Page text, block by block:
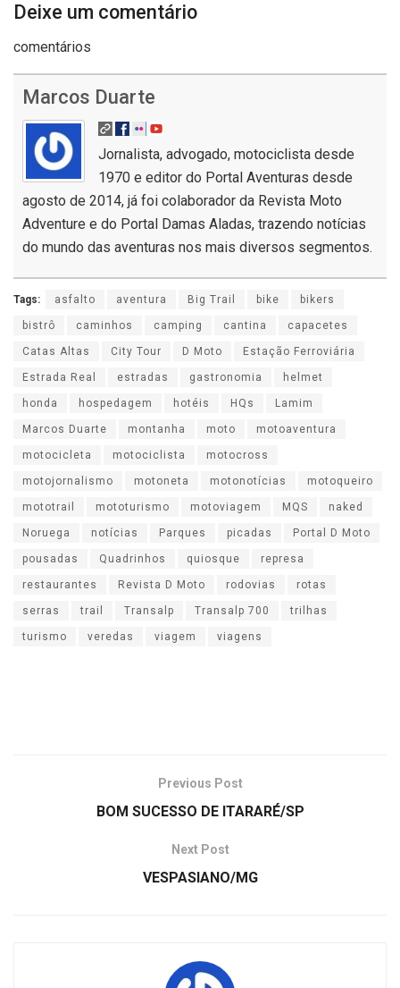
Deixe um comentário
comentários
Marcos Duarte
Jornalista, advogado, motociclista desde
1970 e editor do Portal Aventuras desde
agosto de 2014, já foi colaborador da Revista Moto
Adventure e do Portal Damas Aladas, trazendo notícias
do mundo das aventuras nos mais diversos segmentos.
Tags: asfalto aventura Big Trail bike bikers
bistrô caminhos camping cantina capacetes
Catas Altas City Tour D Moto Estação Ferroviária
Estrada Real estradas gastronomia helmet
honda hospedagem hotéis HQs Lamim
Marcos Duarte montanha moto motoaventura
motocicleta motociclista motocross
motojornalismo motoneta motonotícias motoqueiro
mototrail mototurismo motoviagem MQS naked
Noruega notícias Parques picadas Portal D Moto
pousadas Quadrinhos quiosque represa
restaurantes Revista D Moto rodovias rotas
serras trail Transalp Transalp 700 trilhas
turismo veredas viagem viagens
Previous Post
BOM SUCESSO DE ITARARÉ/SP
Next Post
VESPASIANO/MG